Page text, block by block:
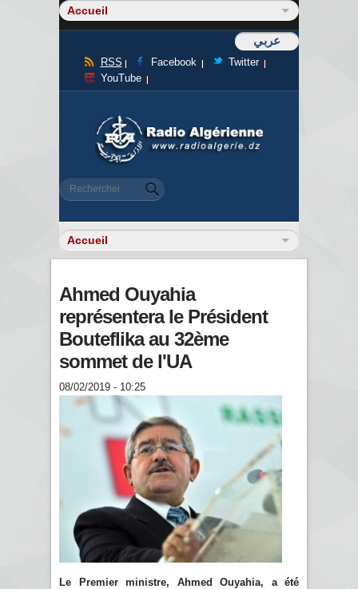
عربي
RSS Facebook
Twitter
YouTube
Formulaire de recherche
Rechercher
Ahmed Ouyahia
représentera le Président
Bouteflika au 32ème
sommet de l'UA
08/02/2019 - 10:25
Le Premier ministre, Ahmed Ouyahia, a été